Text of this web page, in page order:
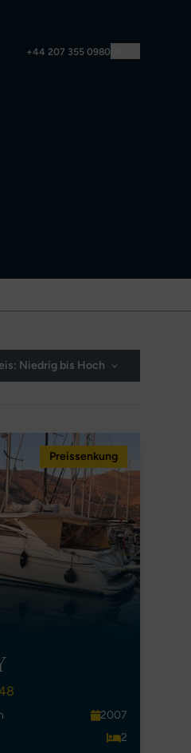
+44 207 355 0980
Niedrig bis Hoch
Preissenkung
2007
2